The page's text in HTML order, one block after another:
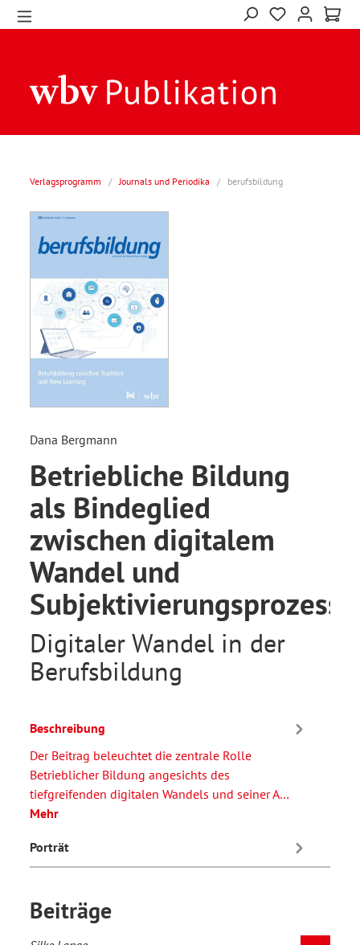
Verlagsprogramm / Journals und Periodika / berufsbildung
Dana Bergmann
Betriebliche Bildung
als Bindeglied
zwischen digitalem
Wandel und
Digitaler Wandel in der
Berufsbildung
Beschreibung
Der Beitrag beleuchtet die zentrale Rolle
Betrieblicher Bildung angesichts des
tiefgreifenden digitalen Wandels und seiner A…
Mehr
Porträt
Beiträge